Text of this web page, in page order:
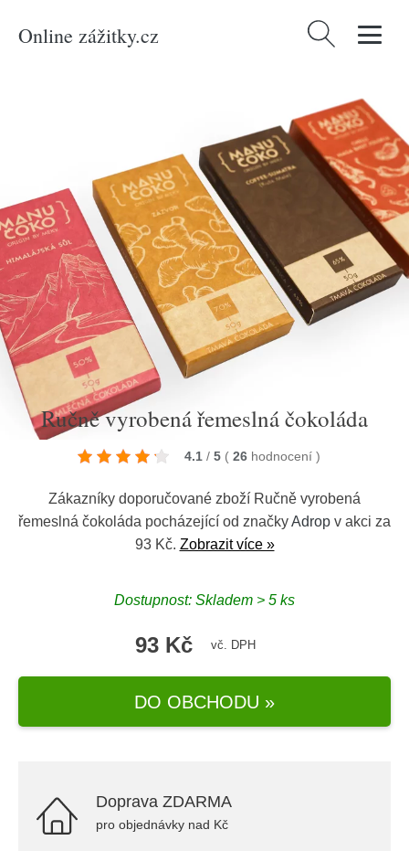
Online zážitky.cz Vyhledávání
Ručně vyrobená řemeslná čokoláda
4.1 / 5 ( 26 hodnocení )
Zákazníky doporučované zboží Ručně vyrobená
řemeslná čokoláda pocházející od značkyAdrop v akci za
93 Kč. Zobrazit více »
Dostupnost: Skladem > 5 ks
93 Kč vč. DPH
DO OBCHODU »
Doprava ZDARMA
pro objednávky nad Kč